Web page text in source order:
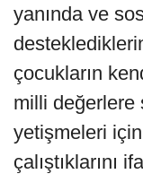
yanında ve
çocukların
milli değerlere
yetişmeleri
çalıştıklarını